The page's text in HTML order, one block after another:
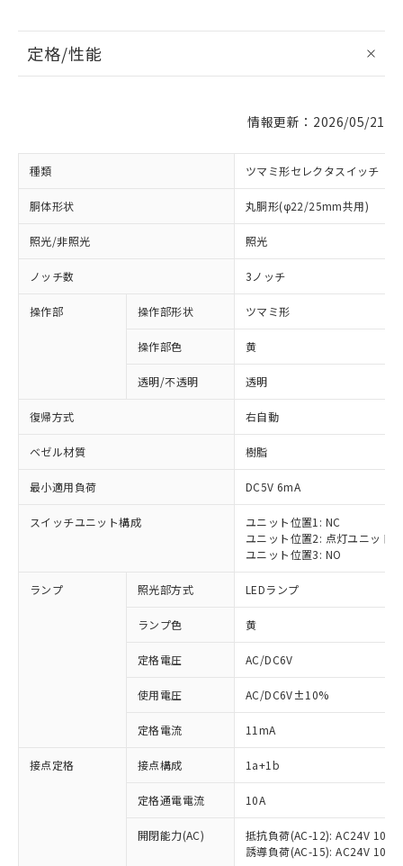
定格/性能
情報更新：2026/05/21
種類 ツマミ形セレクタスイッチ
胴体形状 丸胴形(φ22/25mm共用)
照光/非照光 照光
ノッチ数 3ノッチ
操作部 操作部形状 ツマミ形
操作部色 黄
透明/不透明 透明
復帰方式 右自動
ベゼル材質 樹脂
最小適用負荷 DC5V 6mA
スイッチユニット構成
ユニット位置1: NC
ユニット位置2: 点灯ユニット
ユニット位置3: NO
ランプ 照光部方式 LEDランプ
ランプ色 黄
定格電圧 AC/DC6V
使用電圧 AC/DC6V±10%
定格電流 11mA
接点定格 接点構成 1a+1b
定格通電電流 10A
開閉能力(AC)
抵抗負荷(AC-12): AC24V 10A/
誘導負荷(AC-15): AC24V
ご利用条件
ご利用ください。
非含有に対応した製品が提供可能な商品で
有に対応した製品に切り替える予定のある
対応予定なし：EU RoHS指令（10物質）の
非含有に非対応の商品で、対応品を出す予
定はありません。
調査・確認中：EU RoHS指令（10物質）の